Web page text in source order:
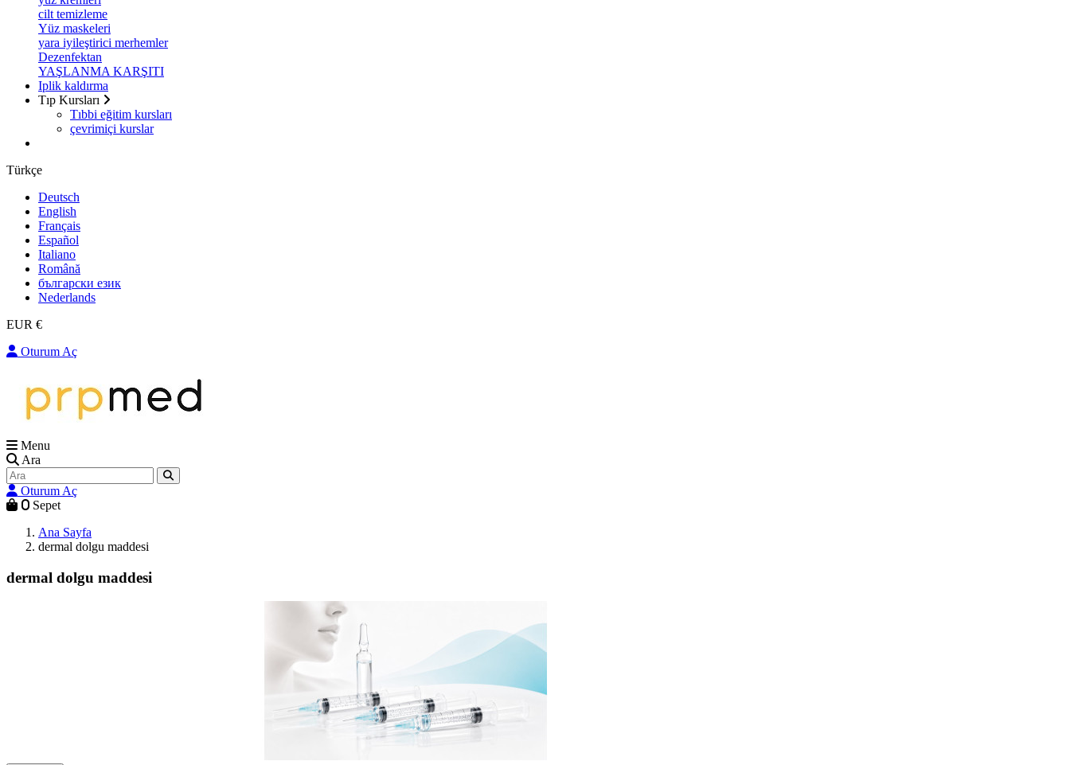
cilt temizleme
Yüz maskeleri
yara iyileştirici merhemler
Dezenfektan
YAŞLANMA KARŞITI
Iplik kaldırma
Tıp Kursları
Tıbbi eğitim kursları
çevrimiçi kurslar
Türkçe
Deutsch
English
Français
Español
Italiano
Română
български език
Nederlands
EUR €
Oturum Aç
Menu
Ara
Oturum Aç
0 Sepet
Ana Sayfa
dermal dolgu maddesi
dermal dolgu maddesi